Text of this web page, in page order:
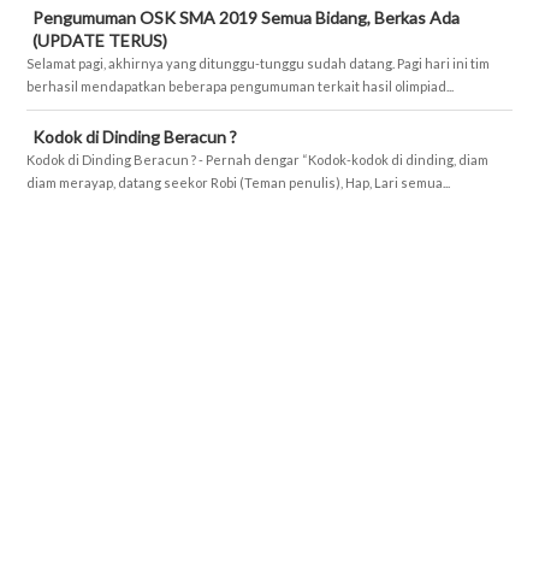
Pengumuman OSK SMA 2019 Semua Bidang, Berkas Ada
(UPDATE TERUS)
Selamat pagi, akhirnya yang ditunggu-tunggu sudah datang. Pagi hari ini tim
berhasil mendapatkan beberapa pengumuman terkait hasil olimpiad...
Kodok di Dinding Beracun ?
Kodok di Dinding Beracun ? - Pernah dengar “Kodok-kodok di dinding, diam
diam merayap, datang seekor Robi (Teman penulis), Hap, Lari semua...